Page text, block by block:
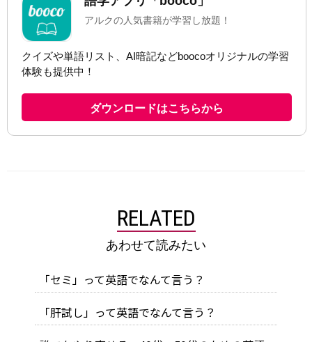
RELATED
あわせて読みたい
「セミ」って英語でなんて言う？
「肝試し」って英語でなんて言う？